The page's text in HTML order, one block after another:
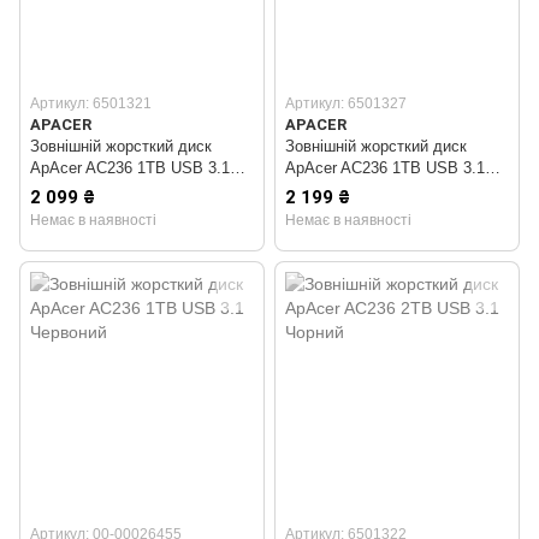
Артикул: 6501321
APACER
Зовнішній жорсткий диск
ApAcer AC236 1TB USB 3.1
Чорний
2 099 ₴
Немає в наявності
Артикул: 6501327
APACER
Зовнішній жорсткий диск
ApAcer AC236 1TB USB 3.1
Синій
2 199 ₴
Немає в наявності
Артикул: 00-00026455 Артикул: 6501322